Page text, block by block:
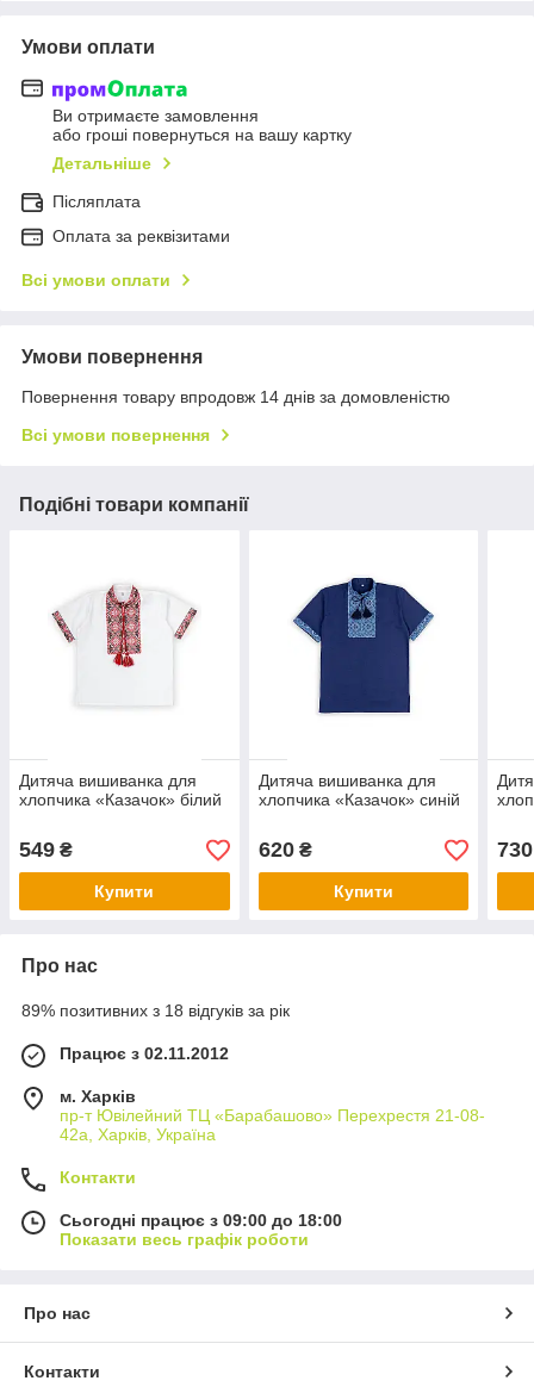
Умови оплати
Ви отримаєте замовлення
або гроші повернуться на вашу картку
Детальніше
Післяплата
Оплата за реквізитами
Всі умови оплати
Умови повернення
Повернення товару впродовж 14 днів за домовленістю
Всі умови повернення
Подібні товари компанії
Дитяча вишиванка для
хлопчика «Казачок» білий
549 ₴
Купити
Дитяча вишиванка для
хлопчика «Казачок» синій
620₴
Купити
730
Про нас
89% позитивних з 18 відгуків за рік
Працює з 02.11.2012
м. Харків
пр-т Ювілейний ТЦ «Барабашово» Перехрестя 21-08-
42а, Харків, Україна
Контакти
Сьогодні працює з 09:00 до 18:00
Показати весь графік роботи
Про нас
Контакти